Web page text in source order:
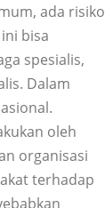
ada risiko
bisa
spesialis,
Dalam
oleh
organisasi
terhadap